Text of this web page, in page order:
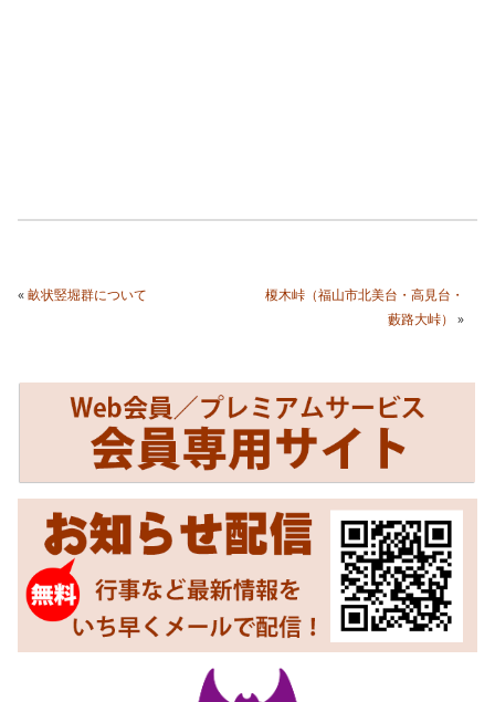
«畝状竪堀群について
榎木峠（福山市北美台・高見台・
藪路大峠） »